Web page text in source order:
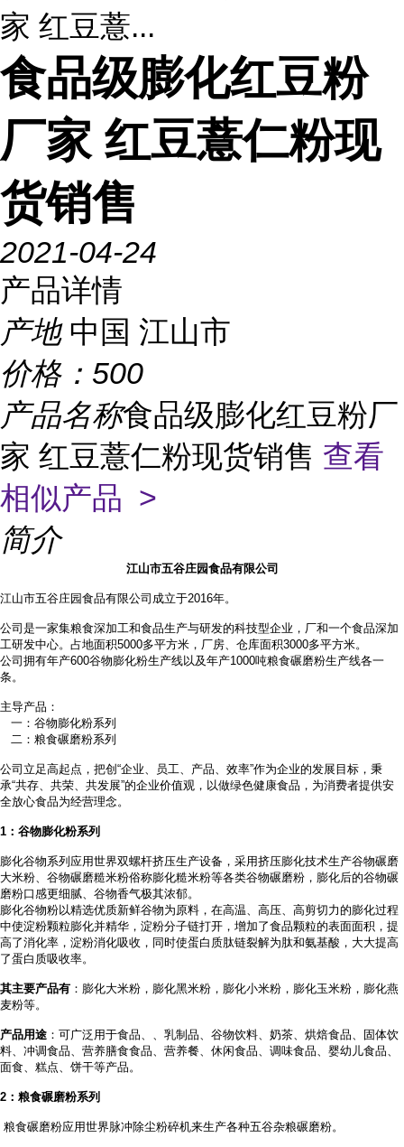
家 红豆薏...
食品级膨化红豆粉
厂家 红豆薏仁粉现
货销售
2021-04-24
产品详情
产地 中国 江山市
价格： 500
产品名称食品级膨化红豆粉厂
家 红豆薏仁粉现货销售 查看
相似产品 >
简介
江山市五谷庄园食品有限公司
江山市五谷庄园食品有限公司成立于2016年。
公司是一家集粮食深加工和食品生产与研发的科技型企业，厂和一个食品深加
工研发中心。占地面积5000多平方米，厂房、仓库面积3000多平方米。
公司拥有年产600谷物膨化粉生产线以及年产1000吨粮食碾磨粉生产线各一
条。
主导产品：
一：谷物膨化粉系列
二：粮食碾磨粉系列
公司立足高起点，把创 “企业、员工、产品、效率”作为企业的发展目标，秉
承“共存、共荣、共发展”的企业价值观，以做绿色健康食品，为消费者提供安
全放心食品为经营理念。
1 ：谷物膨化粉系列
膨化谷物系列应用世界双螺杆挤压生产设备，采用挤压膨化技术生产谷物碾磨
大米粉、谷物碾磨糙米粉俗称膨化糙米粉等各类谷物碾磨粉，膨化后的谷物碾
磨粉口感更细腻、谷物香气极其浓郁。
膨化谷物粉以精选优质新鲜谷物为原料，在高温、高压、高剪切力的膨化过程
中使淀粉颗粒膨化并精华，淀粉分子链打开，增加了食品颗粒的表面面积，提
高了消化率，淀粉消化吸收，同时使蛋白质肽链裂解为肽和氨基酸，大大提高
了蛋白质吸收率。
其主要产品有 ：膨化大米粉，膨化黑米粉，膨化小米粉，膨化玉米粉，膨化燕
麦粉等。
产品用途 ：可广泛用于食品、 、乳制品、谷物饮料、奶茶、烘焙食品、固体饮
料、冲调食品、营养膳食食品、营养餐、休闲食品、调味食品、婴幼儿食品、
面食、糕点、饼干等产品。
2 ：粮食碾磨粉系列
粮食碾磨粉应用世界脉冲除尘粉碎机来生产各种五谷杂粮碾磨粉。